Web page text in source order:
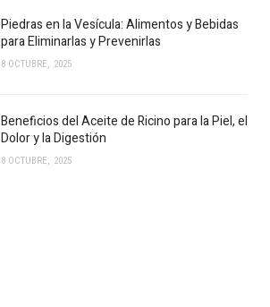
Piedras en la Vesícula: Alimentos y Bebidas
para Eliminarlas y Prevenirlas
8 OCTUBRE, 2025
Beneficios del Aceite de Ricino para la Piel, el
Dolor y la Digestión
8 OCTUBRE, 2025